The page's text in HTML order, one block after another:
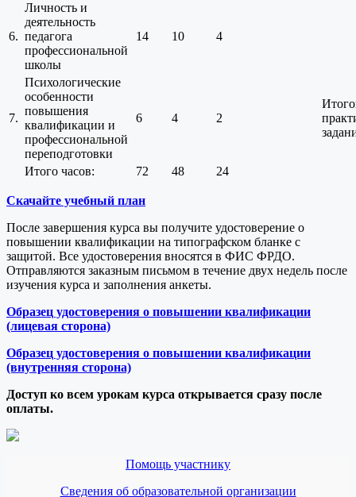
6.
Личность и
деятельность
педагога
профессиональной
школы
14 10 4
7.
Психологические
особенности
повышения
квалификации и
профессиональной
переподготовки
6 4 2
Итого часов: 72 48 24
Скачайте учебный план
После завершения курса вы получите удостоверение о
повышении квалификации на типографском бланке с
защитой. Все удостоверения вносятся в ФИС ФРДО.
Отправляются заказным письмом в течение двух недель после
изучения курса и заполнения анкеты.
Образец удостоверения о повышении квалификации
(лицевая сторона)
Образец удостоверения о повышении квалификации
(внутренняя сторона)
Доступ ко всем урокам курса открывается сразу после
оплаты.
Помощь участнику
Сведения об образовательной организации